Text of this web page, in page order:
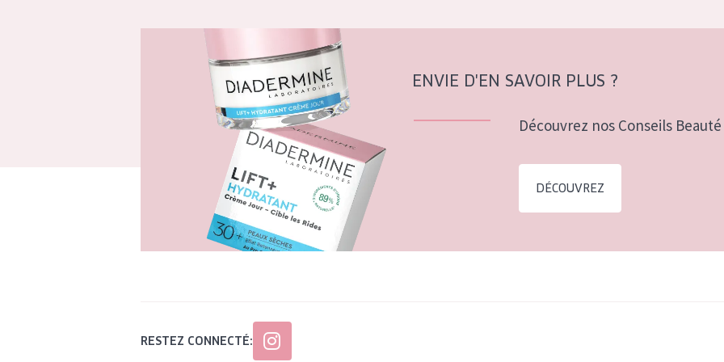
ENVIE D'EN SAVOIR PLUS ?
Découvrez nos Conseils
DÉCOUVREZ
RESTEZ CONNECTÉ: